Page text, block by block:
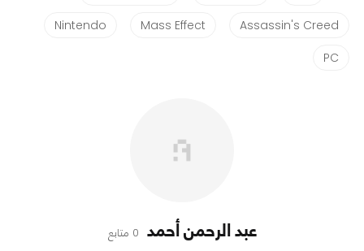
Assassin's Creed
Mass Effect
Nintendo
PC
عبد الرحمن أحمد 0 متابع